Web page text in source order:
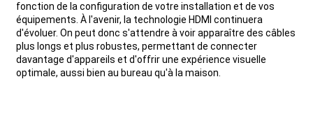
fonction de la configuration de votre installation et de vos
équipements. À l'avenir, la technologie HDMI continuera
d'évoluer. On peut donc s'attendre à voir apparaître des câbles
plus longs et plus robustes, permettant de connecter
davantage d'appareils et d'offrir une expérience visuelle
optimale, aussi bien au bureau qu'à la maison.